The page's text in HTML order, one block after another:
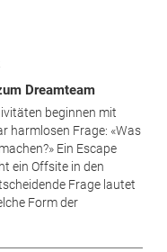
Dreamteam
beginnen mit
harmlosen Frage: «Was
Ein Escape
ein Offsite in den
Frage lautet
Form der